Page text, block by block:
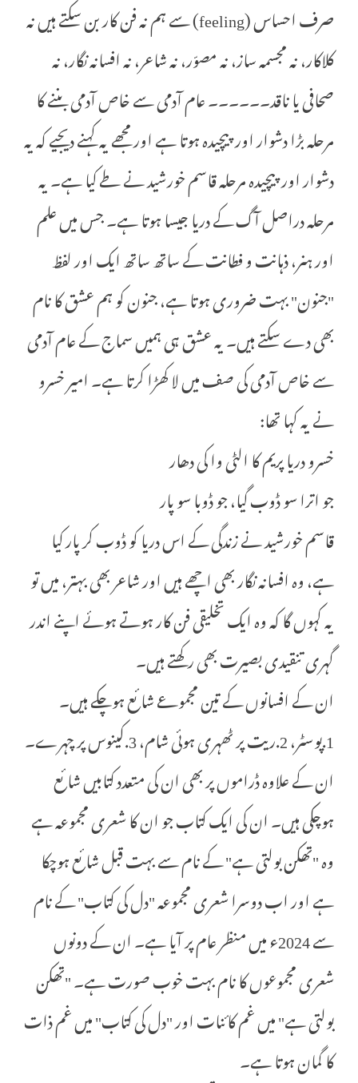
صرف احساس (feeling) سے ہم نہ فن کار بن سکتے ہیں نہ
کلاکار، نہ مجسمہ ساز، نہ مصوّر، نہ شاعر، نہ افسانہ نگار، نہ
صحافی یا ناقد۔۔۔۔۔۔ عام آدمی سے خاص آدمی بننے کا
مرحلہ بڑا دشوار اور پیچیدہ ہوتا ہے اور مجھے یہ کہنے دیجیے کہ یہ
دشوار اور پیچیدہ مرحلہ قاسم خورشید نے طے کیا ہے۔ یہ
مرحلہ دراصل آگ کے دریا جیسا ہوتا ہے۔ جس میں علم
اور ہنر، ذہانت و فطانت کے ساتھ ساتھ ایک اور لفظ
"جنون" بہت ضروری ہوتا ہے، جنون کو ہم عشق کا نام
بھی دے سکتے ہیں۔ یہ عشق ہی ہمیں سماج کے عام آدمی
سے خاص آدمی کی صف میں لا کھڑا کرتا ہے۔ امیر خسرو
نے یہ کہا تھا:
خسرو دریا پریم کا الٹی وا کی دھار
جو اترا سو ڈوب گیا، جو ڈوبا سو پار
قاسم خورشید نے زندگی کے اس دریا کو ڈوب کر پار کیا
ہے، وہ افسانہ نگار بھی اچھے ہیں اور شاعر بھی بہتر، میں تو
یہ کہوں گا کہ وہ ایک تخلیقی فن کار ہوتے ہوئے اپنے اندر
گہری تنقیدی بصیرت بھی رکھتے ہیں۔
ان کے افسانوں کے تین مجموعے شائع ہوچکے ہیں۔
1.پوسٹر، 2.ریت پر ٹھہری ہوئی شام، 3.کینوس پر چہرے۔
ان کے علاوہ ڈراموں پر بھی ان کی متعدد کتابیں شائع
ہوچکی ہیں۔ ان کی ایک کتاب جو ان کا شعری مجموعہ ہے
وہ "تھکن بولتی ہے" کے نام سے بہت قبل شائع ہوچکا
ہے اور اب دوسرا شعری مجموعہ "دل کی کتاب" کے نام
سے 2024ء میں منظر عام پر آیا ہے۔ ان کے دونوں
شعری مجموعوں کا نام بہت خوب صورت ہے۔ "تھکن
بولتی ہے" میں غم کائنات اور "دل کی کتاب" میں غم ذات
کا گمان ہوتا ہے۔